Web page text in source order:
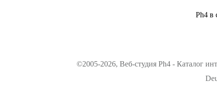
Ph4 в
©2005-2026, Веб-студия Ph4 - Каталог